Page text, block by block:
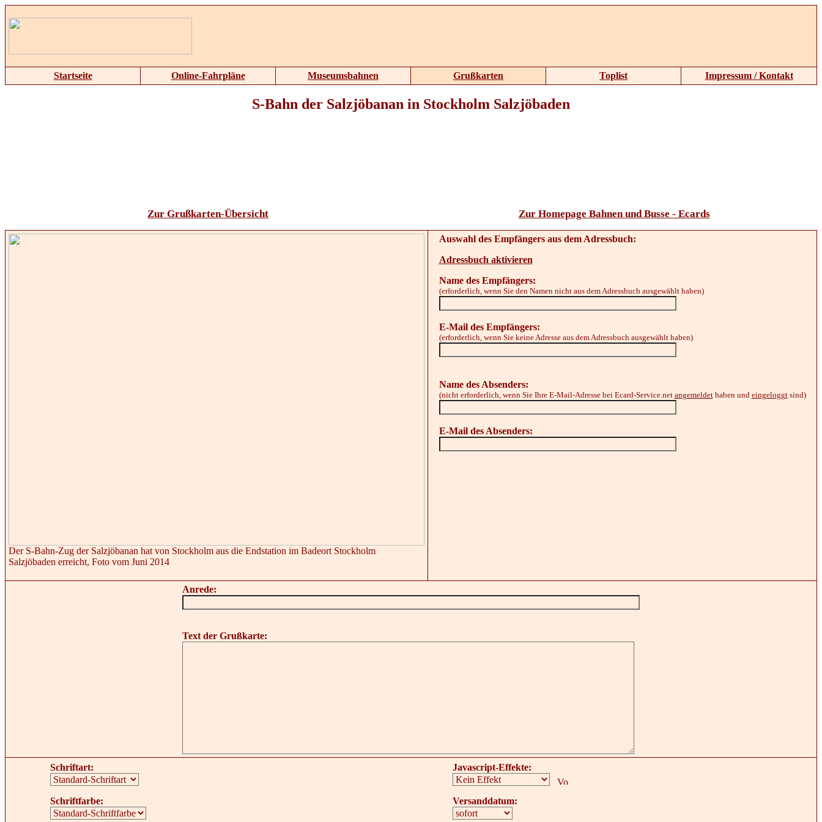
Startseite Online-Fahrpläne Museumsbahnen Grußkarten Toplist Impressum / Kontakt
S-Bahn der Salzjöbanan in Stockholm Salzjöbaden
Zur Grußkarten-Übersicht Zur Homepage Bahnen und Busse - Ecards
Der S-Bahn-Zug der Salzjöbanan hat von Stockholm aus die Endstation im Badeort Stockholm
Salzjöbaden erreicht, Foto vom Juni 2014
Auswahl des Empfängers aus dem Adressbuch:
Adressbuch aktivieren
Name des Empfängers:
(erforderlich, wenn Sie den Namen nicht aus dem Adressbuch ausgewählt haben)
E-Mail des Empfängers:
(erforderlich, wenn Sie keine Adresse aus dem Adressbuch ausgewählt haben)
Name des Absenders:
(nicht erforderlich, wenn Sie Ihre E-Mail-Adresse bei Ecard-Service.net angemeldethaben und eingeloggtsind)
E-Mail des Absenders:
Anrede:
Text der Grußkarte:
Schriftart:
Schriftfarbe:
Javascript-Effekte:
Versanddatum: